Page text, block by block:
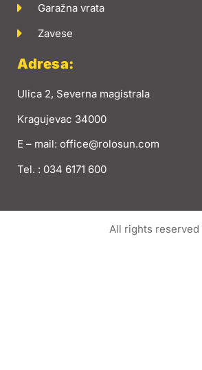
Garažna vrata
Zavese
Adresa:
Ulica 2, Severna magistrala
Kragujevac 34000
E – mail: office@rolosun.com
Tel. : 034 6171 600
All rights reserved